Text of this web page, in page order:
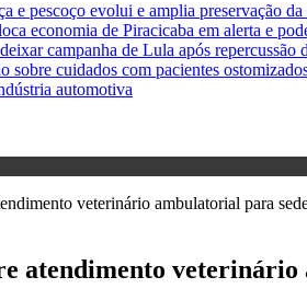
e pescoço evolui e amplia preservação
economia de Piracicaba em alerta e
campanha de Lula após repercussão
sobre cuidados com pacientes
automotiva
atendimento